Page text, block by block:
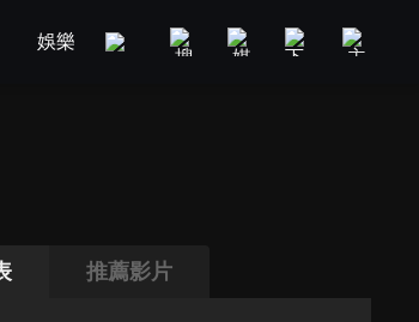
娛樂 美食旅遊 新聞政論
推薦影片